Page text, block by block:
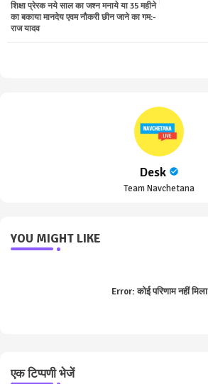
ter
शिक्षा प्रेरक नये साल का जश्न मनाये या 35 महीने
का बकाया मानदेय एवम नौकरी छीन जाने का गम:-
राज यादव
Desk
Team Navchetana
YOU MIGHT LIKE
Error:कोई परिणाम नहीं मिला
एक टिप्पणी भेजें